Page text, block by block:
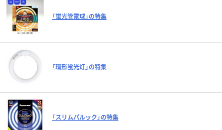
「蛍光管電球」の特集
「環形蛍光灯」の特集
「スリムパルック」の特集